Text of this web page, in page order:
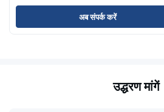
अब संपर्क करें
उद्धरण मांगें